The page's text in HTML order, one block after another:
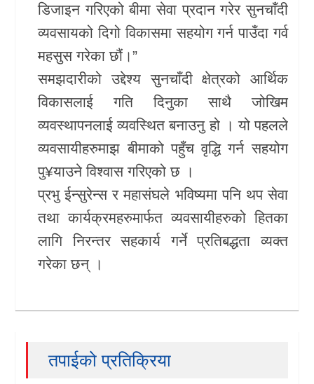
डिजाइन गरिएको बीमा सेवा प्रदान गरेर सुनचाँदी
व्यवसायको दिगो विकासमा सहयोग गर्न पाउँदा गर्व
महसुस गरेका छौं।”
समझदारीको उद्देश्य सुनचाँदी क्षेत्रको आर्थिक
विकासलाई गति दिनुका साथै जोखिम
व्यवस्थापनलाई व्यवस्थित बनाउनु हो । यो पहलले
व्यवसायीहरुमाझ बीमाको पहुँच वृद्धि गर्न सहयोग
पु¥याउने विश्वास गरिएको छ ।
प्रभु ईन्सुरेन्स र महासंघले भविष्यमा पनि थप सेवा
तथा कार्यक्रमहरुमार्फत व्यवसायीहरुको हितका
लागि निरन्तर सहकार्य गर्ने प्रतिबद्धता व्यक्त
गरेका छन् ।
तपाईको प्रतिक्रिया